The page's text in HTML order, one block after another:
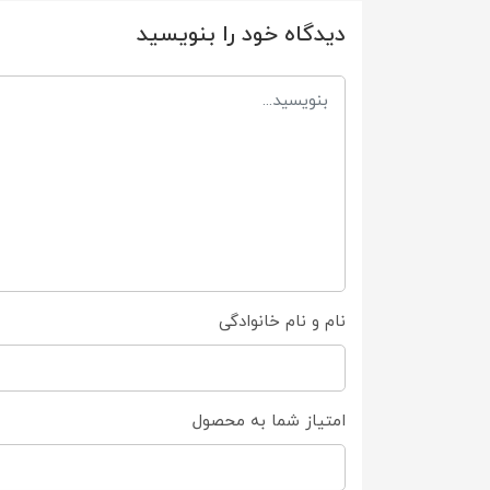
دیدگاه خود را بنویسید
نام و نام خانوادگی
امتیاز شما به محصول